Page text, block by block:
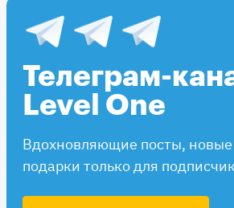
Телеграм-
Level One
Вдохновляющие посты, новые
подарки только для